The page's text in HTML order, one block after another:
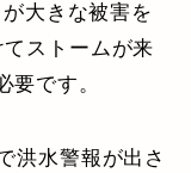
大きな被害を
ストームが来
要です。
洪水警報が出さ